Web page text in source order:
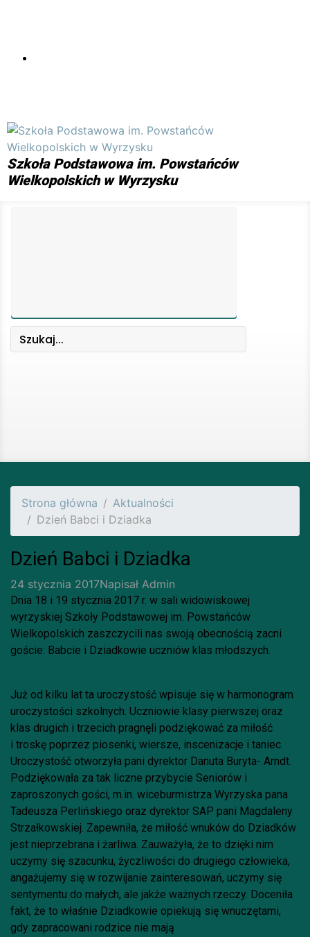
Szkoła Podstawowa im. Powstańców
Wielkopolskich w Wyrzysku
Strona główna
Aktualności
Dzień Babci i Dziadka
Dzień Babci i Dziadka
24 stycznia 2017Napisał Admin
Dnia 18 i 19 stycznia 2017 r. w sali widowiskowej
wyrzyskiej Szkoły Podstawowej im. Powstańców
Wielkopolskich zaszczycili nas swoją obecnością zacni
goście: Babcie i Dziadkowie uczniów klas młodszych.
Już od kilku lat ta uroczystość wpisuje się w harmonogram
uroczystości szkolnych. Uczniowie klasy pierwszej oraz
klas drugich i trzecich pragnęli podziękować za miłość
i troskę poprzez piosenki, wiersze, inscenizacje i taniec.
Uroczystość otworzyła pani dyrektor Danuta Buryta- Arndt.
Podziękowała za tak liczne przybycie Seniorów i
zaproszonych gości, m.in. wiceburmistrza Wyrzyska pana
Tadeusza Perlińskiego oraz dyrektor SAP pani Magdaleny
Strzałkowskiej. Zapewniła, że miłość wnuków do Dziadków
jest nieprzebrana i żarliwa. Zauważyła, że to dzięki nim
uczymy się szacunku, życzliwości do drugiego człowieka,
angażujemy się w rozwijanie zainteresowań, uczymy się
sentymentu do małych, ale jakże ważnych rzeczy. Doceniła
fakt, że to właśnie Dziadkowie opiekują się wnuczętami,
gdy zapracowani rodzice nie mają